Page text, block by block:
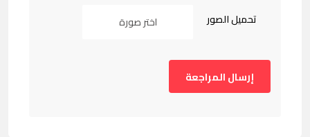
تحميل الصور اختر صورة